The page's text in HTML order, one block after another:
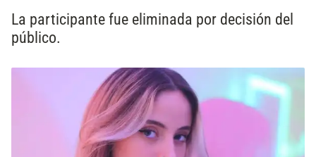
La participante fue eliminada por decisión del
público.